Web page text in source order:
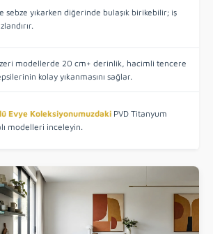
sebze yıkarken diğerinde bulaşık birikebilir; iş
modellerde 20 cm+ derinlik, hacimli tencere
kolay yıkanmasını sağlar.
Evye Koleksiyonumuzdaki PVD Titanyum
modelleri inceleyin.